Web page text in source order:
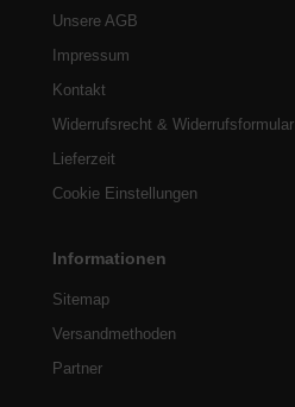
Unsere AGB
Impressum
Kontakt
Widerrufsrecht & Widerrufsformular
Lieferzeit
Cookie Einstellungen
Informationen
Sitemap
Versandmethoden
Partner